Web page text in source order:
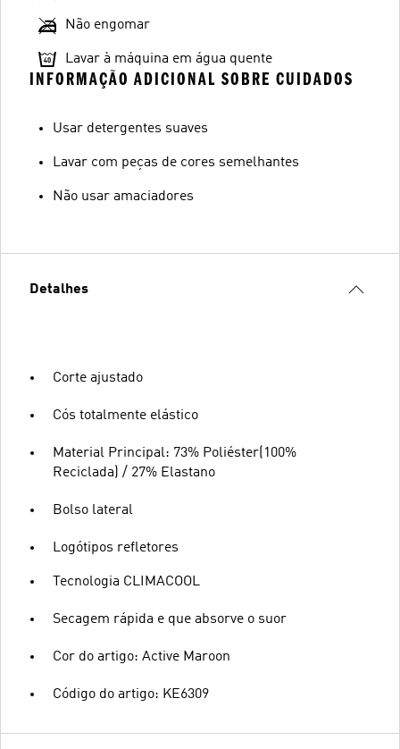
Não engomar
Lavar à máquina em água quente
INFORMAÇÃO ADICIONAL SOBRE CUIDADOS
Usar detergentes suaves
Lavar com peças de cores semelhantes
Não usar amaciadores
Detalhes
Corte ajustado
Cós totalmente elástico
Material Principal: 73% Poliéster(100%
Reciclada) / 27% Elastano
Bolso lateral
Logótipos refletores
Tecnologia CLIMACOOL
Secagem rápida e que absorve o suor
Cor do artigo: Active Maroon
Código do artigo: KE6309